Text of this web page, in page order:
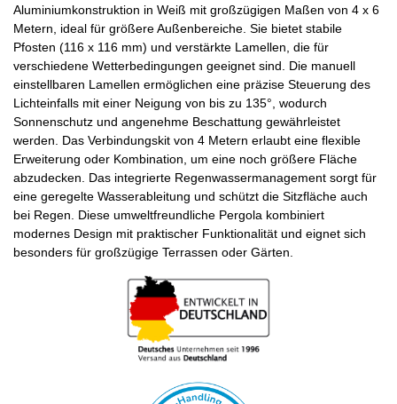
Aluminiumkonstruktion in Weiß mit großzügigen Maßen von 4 x 6
Metern, ideal für größere Außenbereiche. Sie bietet stabile
Pfosten (116 x 116 mm) und verstärkte Lamellen, die für
verschiedene Wetterbedingungen geeignet sind. Die manuell
einstellbaren Lamellen ermöglichen eine präzise Steuerung des
Lichteinfalls mit einer Neigung von bis zu 135°, wodurch
Sonnenschutz und angenehme Beschattung gewährleistet
werden. Das Verbindungskit von 4 Metern erlaubt eine flexible
Erweiterung oder Kombination, um eine noch größere Fläche
abzudecken. Das integrierte Regenwassermanagement sorgt für
eine geregelte Wasserableitung und schützt die Sitzfläche auch
bei Regen. Diese umweltfreundliche Pergola kombiniert
modernes Design mit praktischer Funktionalität und eignet sich
besonders für großzügige Terrassen oder Gärten.